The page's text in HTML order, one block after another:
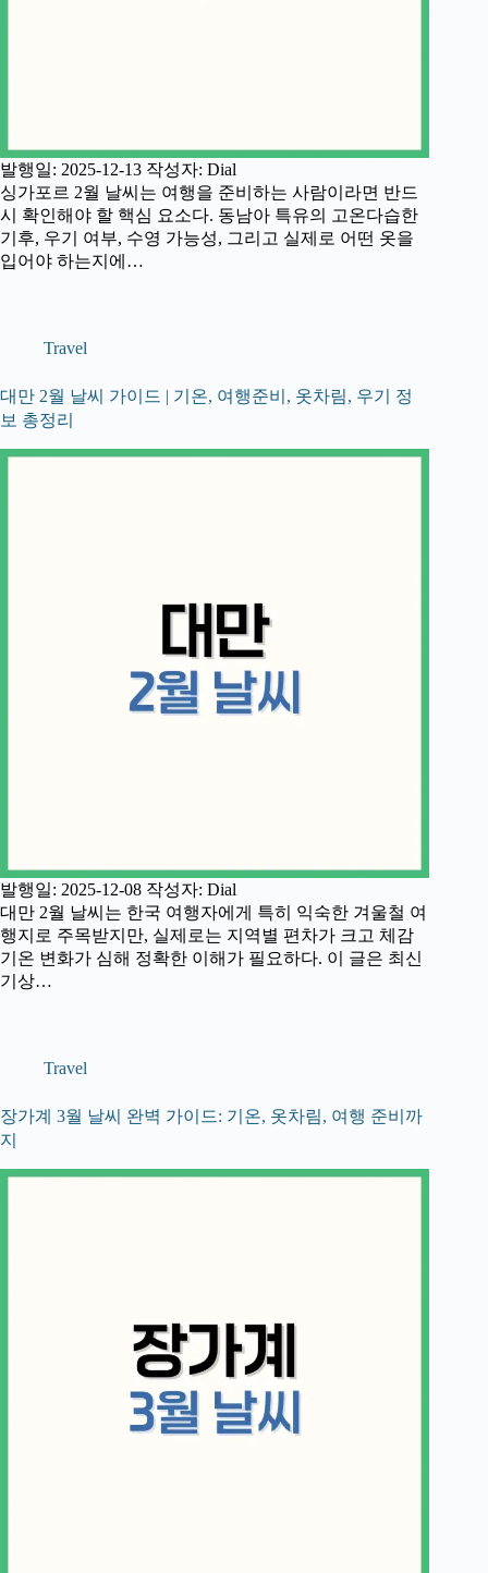
발행일: 2025-12-13 작성자: Dial
싱가포르 2월 날씨는 여행을 준비하는 사람이라면 반드
시 확인해야 할 핵심 요소다. 동남아 특유의 고온다습한
기후, 우기 여부, 수영 가능성, 그리고 실제로 어떤 옷을
입어야 하는지에…
Travel
대만 2월 날씨 가이드 | 기온, 여행준비, 옷차림, 우기 정
보 총정리
발행일: 2025-12-08 작성자: Dial
대만 2월 날씨는 한국 여행자에게 특히 익숙한 겨울철 여
행지로 주목받지만, 실제로는 지역별 편차가 크고 체감
기온 변화가 심해 정확한 이해가 필요하다. 이 글은 최신
기상…
Travel
장가계 3월 날씨 완벽 가이드: 기온, 옷차림, 여행 준비까
지